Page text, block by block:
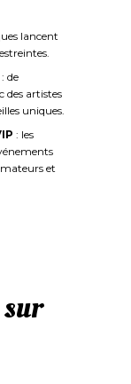
lancent
: de
des artistes
uniques.
: les
et